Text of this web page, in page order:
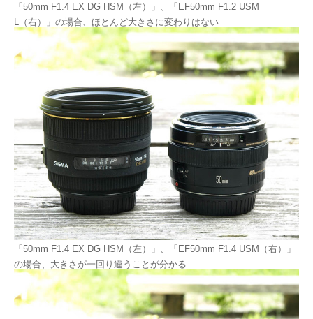
「50mm F1.4 EX DG HSM（左）」、「EF50mm F1.2 USM
L（右）」の場合、ほとんど大きさに変わりはない
「50mm F1.4 EX DG HSM（左）」、「EF50mm F1.4 USM（右）」
の場合、大きさが一回り違うことが分かる